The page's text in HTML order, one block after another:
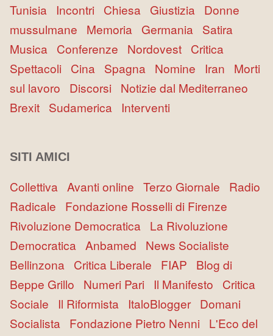
Tunisia Incontri Chiesa Giustizia Donne
mussulmane Memoria Germania Satira
Musica Conferenze Nordovest Critica
Spettacoli Cina Spagna Nomine Iran Morti
sul lavoro Discorsi Notizie dal Mediterraneo
Brexit Sudamerica Interventi
SITI AMICI
Collettiva Avanti online Terzo Giornale Radio
Radicale Fondazione Rosselli di Firenze
Rivoluzione Democratica La Rivoluzione
Democratica Anbamed News Socialiste
Bellinzona Critica Liberale FIAP Blog di
Beppe Grillo Numeri Pari Il Manifesto Critica
Sociale Il Riformista ItaloBlogger Domani
Socialista Fondazione Pietro Nenni L'Eco del